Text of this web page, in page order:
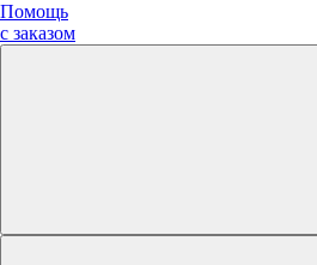
Помощь
с заказом